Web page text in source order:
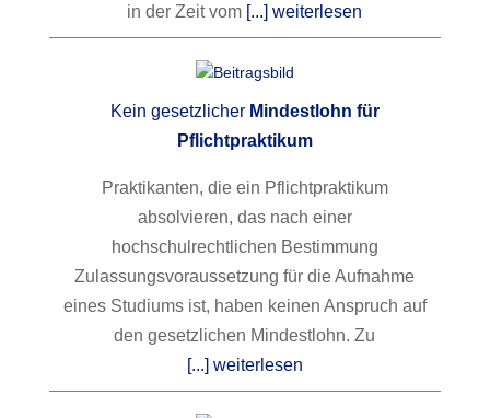
in der Zeit vom [...] weiterlesen
Kein gesetzlicher Mindestlohn für
Pflichtpraktikum
Praktikanten, die ein Pflichtpraktikum
absolvieren, das nach einer
hochschulrechtlichen Bestimmung
Zulassungsvoraussetzung für die Aufnahme
eines Studiums ist, haben keinen Anspruch auf
den gesetzlichen Mindestlohn. Zu
[...] weiterlesen